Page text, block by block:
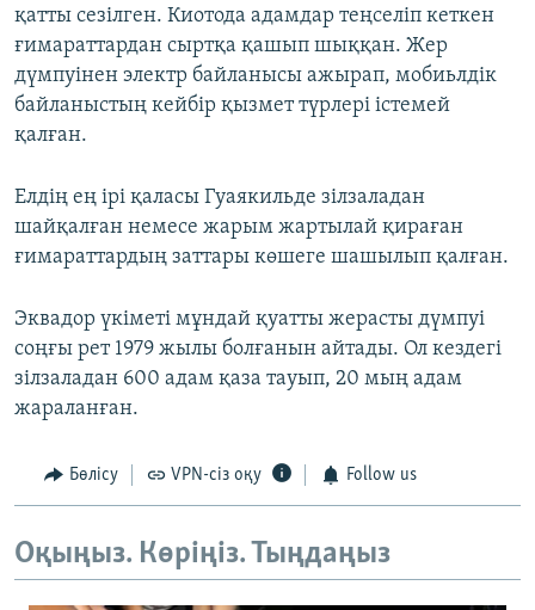
қатты сезілген. Киотода адамдар теңселіп кеткен
ғимараттардан сыртқа қашып шыққан. Жер
дүмпуінен электр байланысы ажырап, мобиьлдік
байланыстың кейбір қызмет түрлері істемей
қалған.
Елдің ең ірі қаласы Гуаякильде зілзаладан
шайқалған немесе жарым жартылай қираған
ғимараттардың заттары көшеге шашылып қалған.
Эквадор үкіметі мұндай қуатты жерасты дүмпуі
соңғы рет 1979 жылы болғанын айтады. Ол кездегі
зілзаладан 600 адам қаза тауып, 20 мың адам
жараланған.
Бөлісу VPN-сіз оқу Follow us
Оқыңыз. Көріңіз. Тыңдаңыз